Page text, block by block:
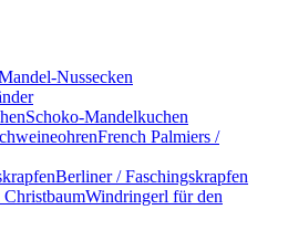
Nussecken
Schoko-Mandelkuchen
French Palmiers /
Berliner / Faschingskrapfen
Windringerl für den